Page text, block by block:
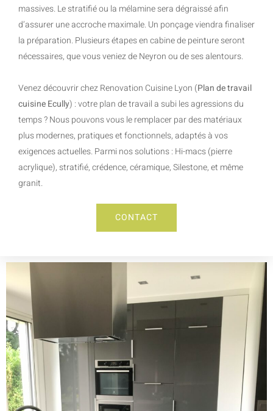
massives. Le stratifié ou la mélamine sera dégraissé afin
d’assurer une accroche maximale. Un ponçage viendra finaliser
la préparation. Plusieurs étapes en cabine de peinture seront
nécessaires, que vous veniez de Neyron ou de ses alentours.
Venez découvrir chez Renovation Cuisine Lyon (Plan de travail
cuisine Ecully) : votre plan de travail a subi les agressions du
temps ? Nous pouvons vous le remplacer par des matériaux
plus modernes, pratiques et fonctionnels, adaptés à vos
exigences actuelles. Parmi nos solutions : Hi-macs (pierre
acrylique), stratifié, crédence, céramique, Silestone, et même
granit.
CONTACT